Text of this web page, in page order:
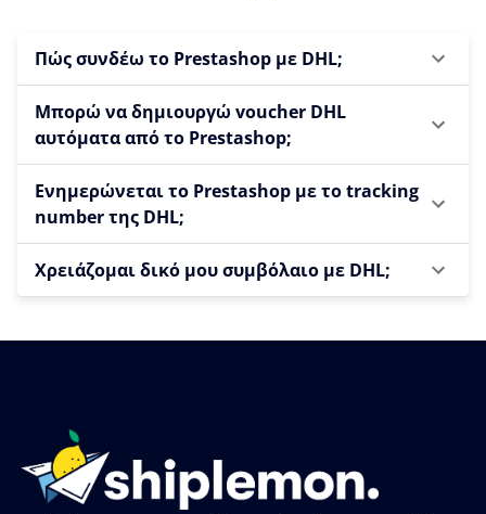
Πώς συνδέω το Prestashop με DHL;
Μπορώ να δημιουργώ voucher DHL
αυτόματα από το Prestashop;
Ενημερώνεται το Prestashop με το tracking
number της DHL;
Χρειάζομαι δικό μου συμβόλαιο με DHL;